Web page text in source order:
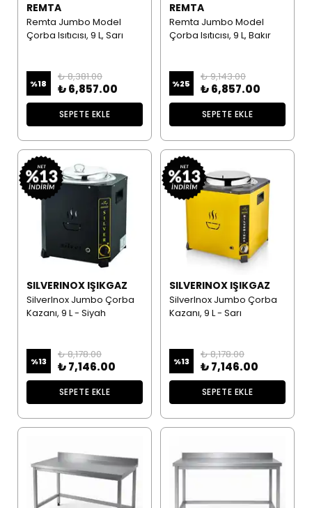
REMTA
Remta Jumbo Model
Çorba Isıtıcısı, 9 L, Sarı
%18
₺ 8,381.00
₺ 6,857.00
SEPETE EKLE
REMTA
Remta Jumbo Model
Çorba Isıtıcısı, 9 L, Bakır
%25
₺ 9,143.00
₺ 6,857.00
SEPETE EKLE
SILVERINOX IŞIKGAZ
SilverInox Jumbo Çorba
Kazanı, 9 L - Siyah
%13
₺ 8,178.00
₺ 7,146.00
SEPETE EKLE
SILVERINOX IŞIKGAZ
SilverInox Jumbo Çorba
Kazanı, 9 L - Sarı
%13
₺ 8,178.00
₺ 7,146.00
SEPETE EKLE